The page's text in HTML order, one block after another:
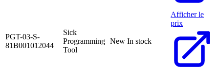
PGT-03-S-
81B001012044
Sick
Programming
Tool
New In stock
Afficher le
prix